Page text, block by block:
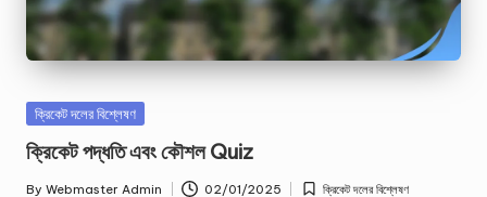
Posted
ক্রিকেট দলের বিশ্লেষণ
ক্রিকেট পদ্ধতি এবং কৌশল Quiz
By Webmaster Admin 02/01/2025 ক্রিকেট দলের বিশ্লেষণ